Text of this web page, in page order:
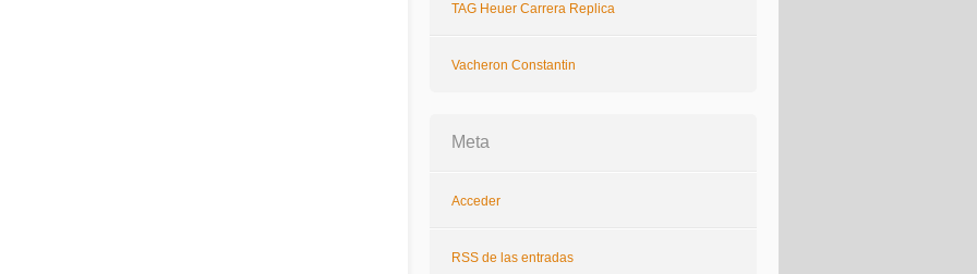
TAG Heuer Carrera Replica
Vacheron Constantin
Meta
Acceder
RSS de las entradas